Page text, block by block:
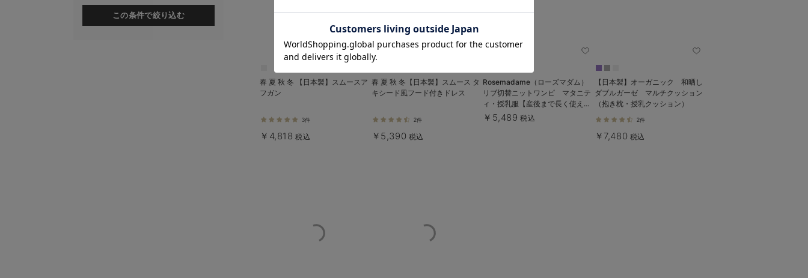
この条件で絞り込む
春 夏 秋 冬 【日本製】スムースア
フガン
3件
￥4,818 税込
春 夏 秋 冬【日本製】スムース タ
キシード風フード付きドレス
2件
￥5,390 税込
Rosemadame（ローズマダム）
リブ切替ニットワンピ マタニテ
ィ・授乳服【産後まで長く使え
る】
￥5,489 税込
【日本製】オーガニック 和晒し
ダブルガーゼ マルチクッション
（抱き枕・授乳クッション）
2件
￥7,480 税込
お気に入り商品を確認する